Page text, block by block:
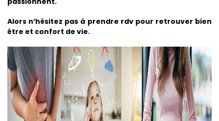
Alors n’hésitez pas à prendre rdv pour retrouver bien
être et confort de vie.